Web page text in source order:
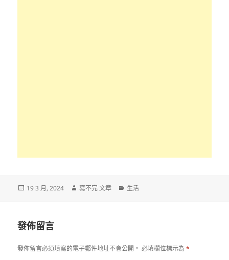
發
19 3 月, 2024
作
寫不完 文章
分
生活
發佈留言
發佈留言必須填寫的電子郵件地址不會公開。 必填欄位標示為*